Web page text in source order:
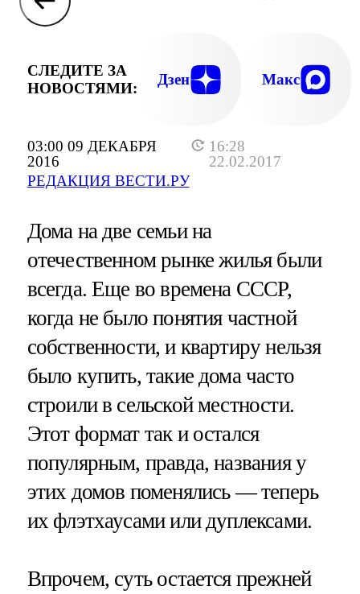
03:00 09 ДЕКАБРЯ
2016
16:28
22.02.2017
РЕДАКЦИЯ ВЕСТИ.РУ
СЛЕДИТЕ ЗА
НОВОСТЯМИ:
Дзен Макс
Дома на две семьи на
отечественном рынке жилья были
всегда. Еще во времена СССР,
когда не было понятия частной
собственности, и квартиру нельзя
было купить, такие дома часто
строили в сельской местности.
Этот формат так и остался
популярным, правда, названия у
этих домов поменялись — теперь
их флэтхаусами или дуплексами.
Впрочем, суть остается прежней